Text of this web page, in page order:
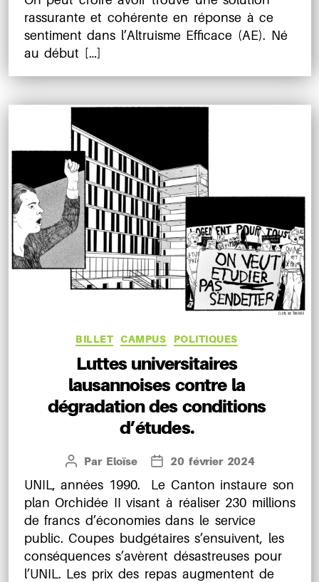
rassurante et cohérente en réponse à ce
sentiment dans l’Altruisme Efficace (AE). Né
au début […]
Catégories
BILLET CAMPUS POLITIQUES
Luttes universitaires
lausannoises contre la
dégradation des conditions
d’études.
Auteur
l’article
Par Eloïse
Date
l’article
20 février 2024
UNIL, années 1990. Le Canton instaure son
plan Orchidée II visant à réaliser 230 millions
de francs d’économies dans le service
public. Coupes budgétaires s’ensuivent, les
conséquences s’avèrent désastreuses pour
l’UNIL. Les prix des repas augmentent de